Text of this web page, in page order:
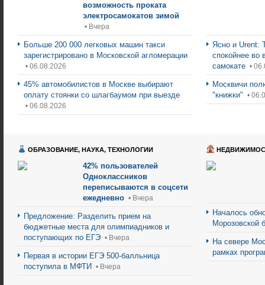
возможность проката
электросамокатов зимой
• Вчера
Больше 200 000 легковых машин такси
зарегистрировано в Московской агломерации
• 06.08.2026
45% автомобилистов в Москве выбирают
оплату стоянки со шлагбаумом при выезде
• 06.08.2026
Ясно и Urent:
спокойнее во
самокате •
Москвичи
"книжки" •
ОБРАЗОВАНИЕ, НАУКА, ТЕХНОЛОГИИ
42% пользователей
Одноклассников
переписываются в соцсети
ежедневно • Вчера
Предложение: Разделить прием на
бюджетные места для олимпиадников и
поступающих по ЕГЭ • Вчера
Первая в истории ЕГЭ 500-балльница
поступила в МФТИ • Вчера
Началось
Морозовской
На севере
рамках